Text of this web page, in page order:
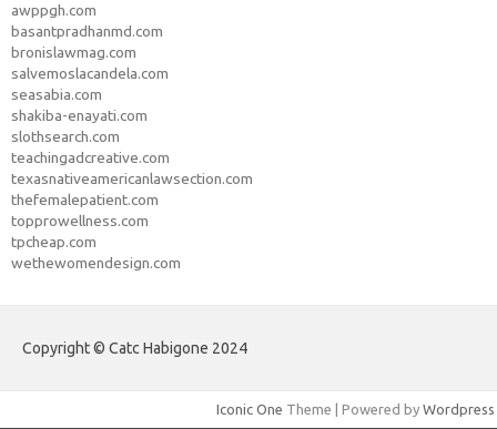
awppgh.com
basantpradhanmd.com
bronislawmag.com
salvemoslacandela.com
seasabia.com
shakiba-enayati.com
slothsearch.com
teachingadcreative.com
texasnativeamericanlawsection.com
thefemalepatient.com
topprowellness.com
tpcheap.com
wethewomendesign.com
Copyright © Catc Habigone 2024
Iconic One Theme | Powered by Wordpress